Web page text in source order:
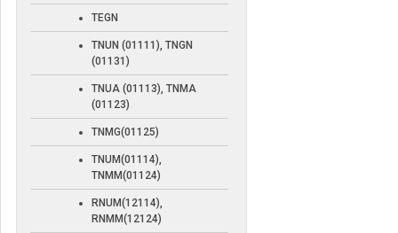
TEGN
TNUN (01111), TNGN
(01131)
TNUA (01113), TNMA
(01123)
TNMG(01125)
TNUM(01114),
TNMM(01124)
RNUM(12114),
RNMM(12124)